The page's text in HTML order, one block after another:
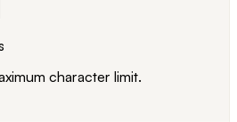
character limit.